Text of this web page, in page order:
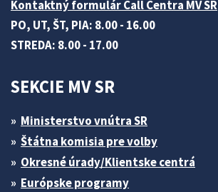
Kontaktný formulár Call Centra MV SR
PO, UT, ŠT, PIA: 8.00 - 16.00
STREDA: 8.00 - 17.00
SEKCIE MV SR
Ministerstvo vnútra SR
Štátna komisia pre volby
Okresné úrady/Klientske centrá
Európske programy